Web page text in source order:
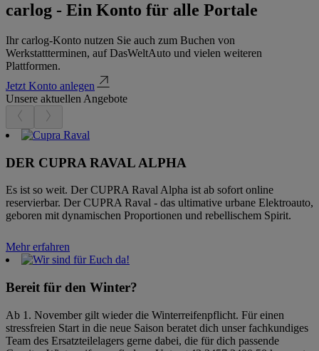
carlog - Ein Konto für alle Portale
Ihr carlog-Konto nutzen Sie auch zum Buchen von
Werkstattterminen, auf DasWeltAuto und vielen weiteren
Plattformen.
Jetzt Konto anlegen
Unsere aktuellen Angebote
DER CUPRA RAVAL ALPHA
Es ist so weit. Der CUPRA Raval Alpha ist ab sofort online
reservierbar. Der CUPRA Raval - das ultimative urbane Elektroauto,
geboren mit dynamischen Proportionen und rebellischem Spirit.
Mehr erfahren
Bereit für den Winter?
Ab 1. November gilt wieder die Winterreifenpflicht. Für einen
stressfreien Start in die neue Saison beratet dich unser fachkundiges
Team des Ersatzteilelagers gerne dabei, die für dich passende